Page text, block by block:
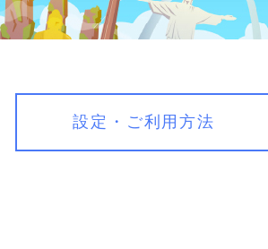
設定・ご利用方法